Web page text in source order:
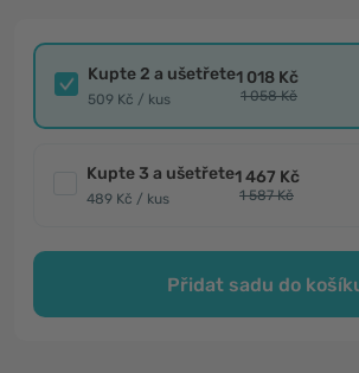
Kupte 2 a ušetřete
509 Kč / kus
1 018 Kč
1 058 Kč
Kupte 3 a ušetřete
489 Kč / kus
1 467 Kč
1 587 Kč
Přidat sadu do